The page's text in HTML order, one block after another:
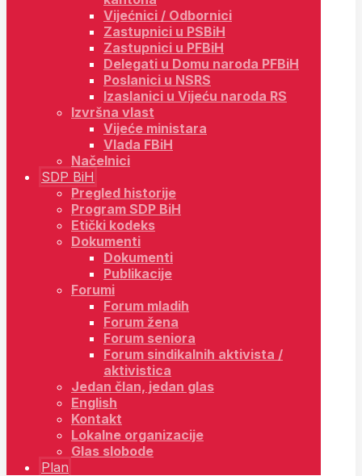
Vijećnici / Odbornici
Zastupnici u PSBiH
Zastupnici u PFBiH
Delegati u Domu naroda PFBiH
Poslanici u NSRS
Izaslanici u Vijeću naroda RS
Izvršna vlast
Vijeće ministara
Vlada FBiH
Načelnici
SDP BiH
Pregled historije
Program SDP BiH
Etički kodeks
Dokumenti
Dokumenti
Publikacije
Forumi
Forum mladih
Forum žena
Forum seniora
Forum sindikalnih aktivista /
aktivistica
Jedan član, jedan glas
English
Kontakt
Lokalne organizacije
Glas slobode
Plan